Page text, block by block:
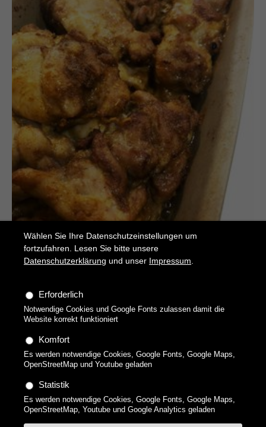
Shawarma
Copyright 2026 technikgenuss, Maren Kuçi. Alle Rechte
vorbehalten.
Wählen Sie Ihre Datenschutzeinstellungen um
fortzufahren. Lesen Sie bitte unsere
Datenschutzerklärung und unser Impressum.
Erforderlich
Notwendige Cookies und Google Fonts zulassen damit die
Website korrekt funktioniert
Komfort
Es werden notwendige Cookies, Google Fonts, Google Maps,
OpenStreetMap und Youtube geladen
Statistik
Es werden notwendige Cookies, Google Fonts, Google Maps,
OpenStreetMap, Youtube und Google Analytics geladen